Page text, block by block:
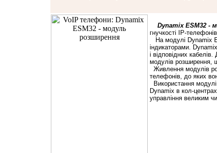
Dynamix ESM32 -
гнучкості IP-
На модулі Dynamix
індикаторами.
і відповідних
модулів розширення,
Живлення модулів
телефонів, до яких
Використання
Dynamix в кол-
управління великим